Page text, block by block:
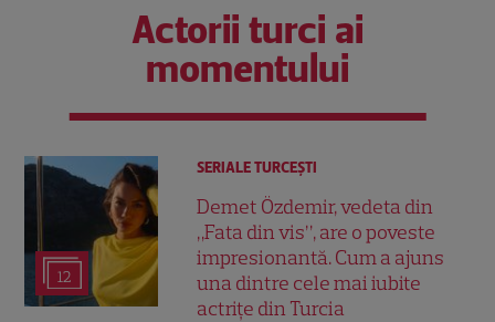
Actorii turci ai
momentului
12
SERIALE TURCEŞTI
Demet Özdemir, vedeta din
„Fata din vis”, are o poveste
impresionantă. Cum a ajuns
una dintre cele mai iubite
actrițe din Turcia